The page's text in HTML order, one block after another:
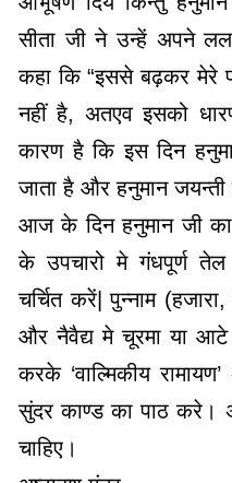
सीता जी ने उन्हें अपने
कहा कि “इससे बढ़कर मेरे
नहीं है, अतएव इसको
कारण है कि इस दिन
जाता है और हनुमान जयन्ती
आज के दिन हनुमान जी
के उपचारो मे गंधपूर्ण तेल
चर्चित करें| पुन्नाम
और नैवैद्य मे चूरमा या
करके ‘वाल्मिकीय
सुंदर काण्ड का पाठ करे।
चाहिए।